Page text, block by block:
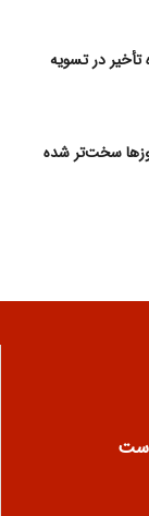
تأخیر در تسویه
روزها سخت‌تر شده